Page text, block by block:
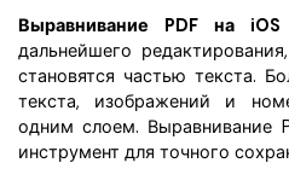
Выравнивание PDF на iOS
дальнейшего
становятся частью текста.
текста, изображений и
одним слоем. Выравнивание
инструмент для точного